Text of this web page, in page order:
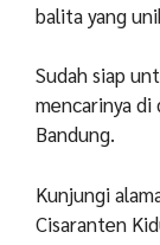
balita yang
Sudah siap
mencarinya di
Bandung.
Kunjungi
Cisaranten